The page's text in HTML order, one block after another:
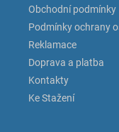
Obchodní podmínky
Podmínky ochrany
Reklamace
Doprava a platba
Kontakty
Ke Stažení